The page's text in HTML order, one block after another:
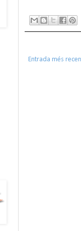
Entrada més